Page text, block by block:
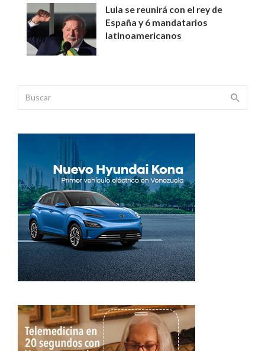
Lula se reunirá con el rey de
España y 6 mandatarios
latinoamericanos